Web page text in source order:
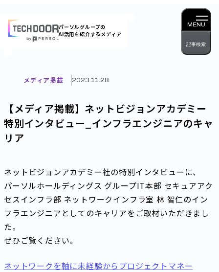
容
を
パーソルグループの
AI活用を紹介するメディア
MENU
記事検索
メディア掲載 2023.11.28
【メディア掲載】ネットビジョンアカデミー
特別インタビュー_インフラエンジニアのキャ
リア
ネットビジョンアカデミー社の特別インタビューに、
パーソルホールディングス グループIT本部 セキュアアク
セスインフラ部 ネットワークインフラ室 林 智仁のイン
フラエンジニアとしてのキャリアをご取材いただきまし
た。
ぜひご覧ください。
ネットワークを軸に未経験からプロジェクトマネー